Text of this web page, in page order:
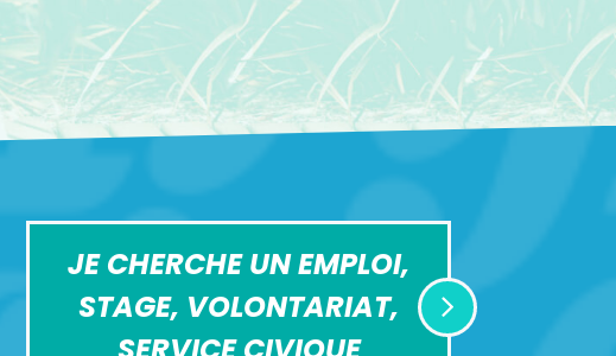
JE CHERCHE UN EMPLOI,
STAGE, VOLONTARIAT,